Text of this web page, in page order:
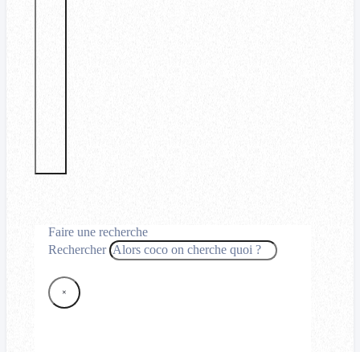
Faire une recherche
Rechercher
×